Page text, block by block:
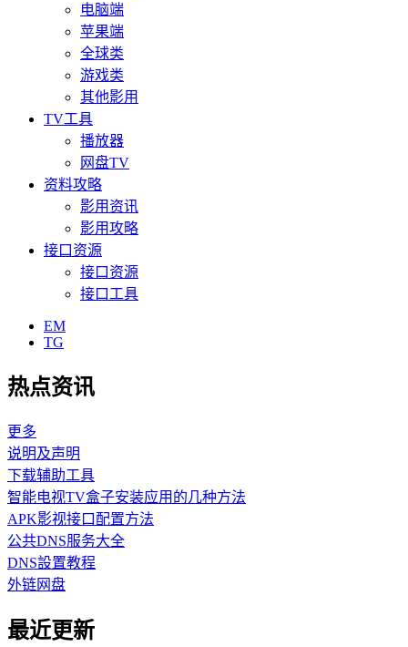
电脑端
苹果端
全球类
游戏类
其他影用
TV工具
播放器
网盘TV
资料攻略
影用资讯
影用攻略
接口资源
接口资源
接口工具
EM
TG
热点资讯
更多
说明及声明
下载辅助工具
智能电视TV盒子安装应用的几种方法
APK影视接口配置方法
公共DNS服务大全
DNS設置教程
外链网盘
最近更新